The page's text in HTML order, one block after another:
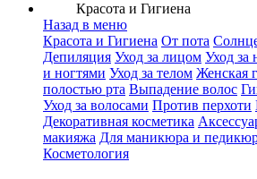
Красота и Гигиена
Назад в меню
Красота и Гигиена От пота
Депиляция Уход за лицом Уход за
и ногтями Уход за телом Женская
полостью рта Выпадение волос
Уход за волосами Против перхоти
Декоративная косметика
макияжа Для маникюра и
Косметология